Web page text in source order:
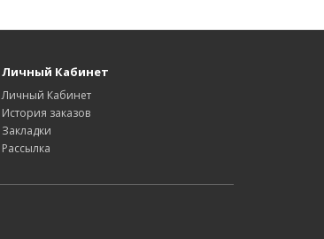
Личный Кабинет
Личный Кабинет
История заказов
Закладки
Рассылка